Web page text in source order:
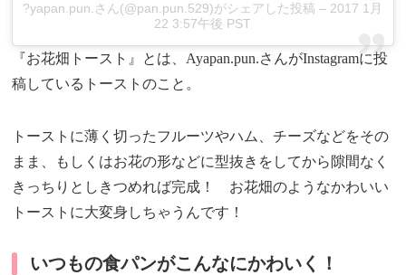
?yapan.pun.さん(@pan.pun.529)がシェアした投稿 – 2017 1月
22 3:57午後 PST
『お花畑トースト』とは、Ayapan.pun.さんがInstagramに投
稿しているトーストのこと。
トーストに薄く切ったフルーツやハム、チーズなどをその
まま、もしくはお花の形などに型抜きをしてから隙間なく
きっちりとしきつめれば完成！ お花畑のようなかわいい
トーストに大変身しちゃうんです！
いつもの食パンがこんなにかわいく！